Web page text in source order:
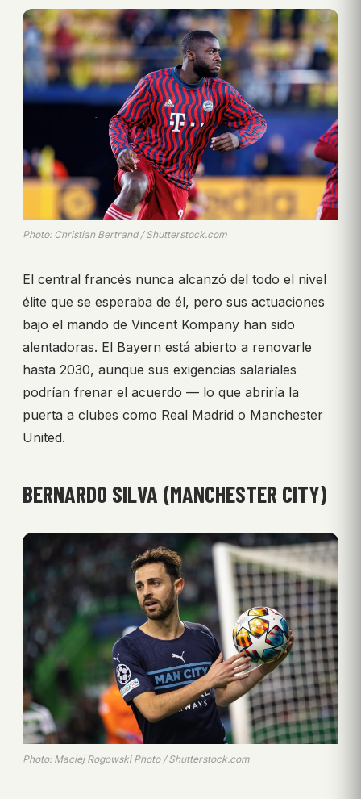
Photo: Christian Bertrand / Shutterstock.com
El central francés nunca alcanzó del todo el nivel
élite que se esperaba de él, pero sus actuaciones
bajo el mando de Vincent Kompany han sido
alentadoras. El Bayern está abierto a renovarle
hasta 2030, aunque sus exigencias salariales
podrían frenar el acuerdo — lo que abriría la
puerta a clubes como Real Madrid o Manchester
United.
BERNARDO SILVA (MANCHESTER CITY)
Photo: Maciej Rogowski Photo / Shutterstock.com